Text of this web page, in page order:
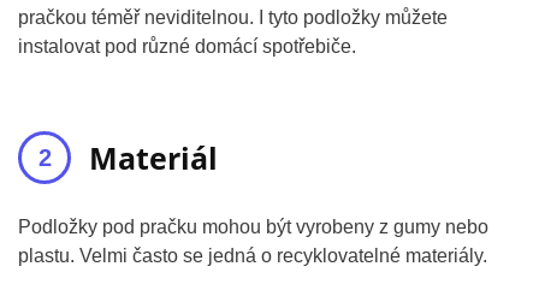
pračkou téměř neviditelnou. I tyto podložky můžete
instalovat pod různé domácí spotřebiče.
Materiál
Podložky pod pračku mohou být vyrobeny z gumy nebo
plastu. Velmi často se jedná o recyklovatelné materiály.